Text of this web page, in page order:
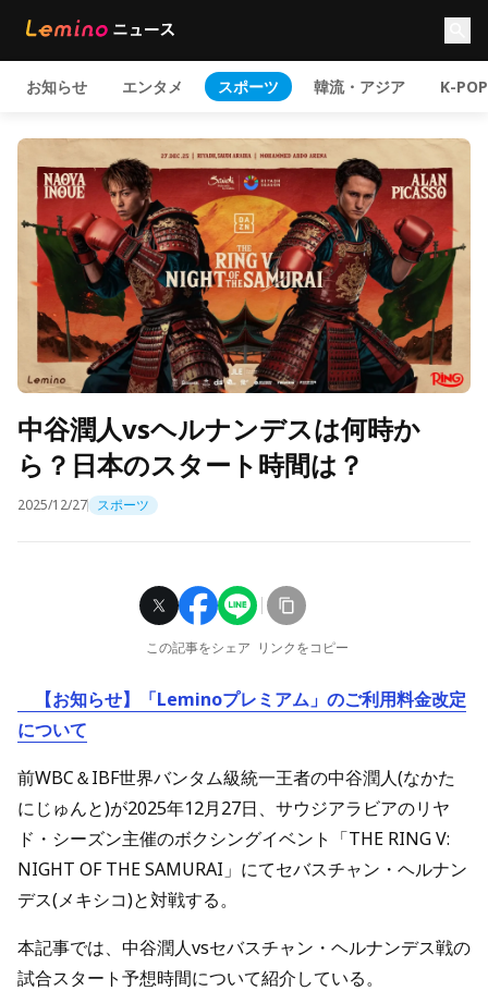
お知らせ エンタメ スポーツ 韓流・アジア K-POP
中谷潤人vsヘルナンデスは何時か
ら？日本のスタート時間は？
2025/12/27 スポーツ
この記事をシェア リンクをコピー
【お知らせ】「Leminoプレミアム」のご利用料金改定
について
前WBC＆IBF世界バンタム級統一王者の中谷潤人(なかた
にじゅんと)が2025年12月27日、サウジアラビアのリヤ
ド・シーズン主催のボクシングイベント「THE RING V:
NIGHT OF THE SAMURAI」にてセバスチャン・ヘルナン
デス(メキシコ)と対戦する。
本記事では、中谷潤人vsセバスチャン・ヘルナンデス戦の
試合スタート予想時間について紹介している。